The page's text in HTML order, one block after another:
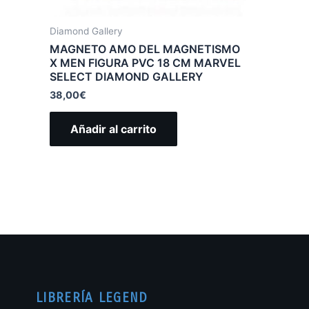
Diamond Gallery
MAGNETO AMO DEL MAGNETISMO
X MEN FIGURA PVC 18 CM MARVEL
SELECT DIAMOND GALLERY
38,00€
Añadir al carrito
LIBRERÍA LEGEND